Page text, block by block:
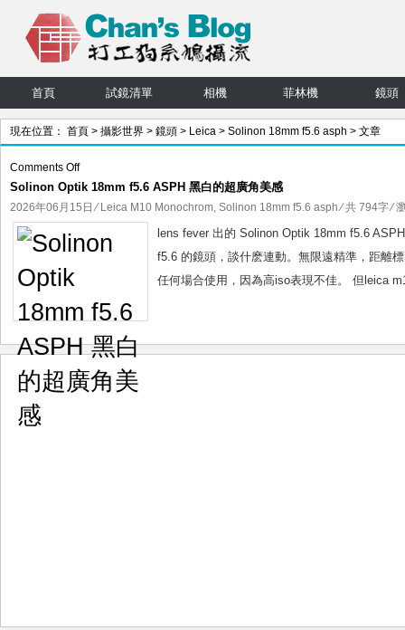
首頁 試鏡清單 相機 菲林機 鏡頭
現在位置： 首頁 > 攝影世界 > 鏡頭 > Leica > Solinon 18mm f5.6 asph > 文章
Comments Offon
Solinon
Optik
18mm
f5.6
白
超
廣
角
Solinon Optik 18mm f5.6 ASPH 黑白的超廣角美感
2026年06月15日 ⁄ Leica M10 Monochrom, Solinon 18mm f5.6 asph⁄ 共 794字 ⁄
lens fever 出的 Solinon Optik 18mm f5.6
f5.6 的鏡頭，談什麽連動。無限遠精準，距離
任何場合使用，因為高iso表現不佳。 但leica